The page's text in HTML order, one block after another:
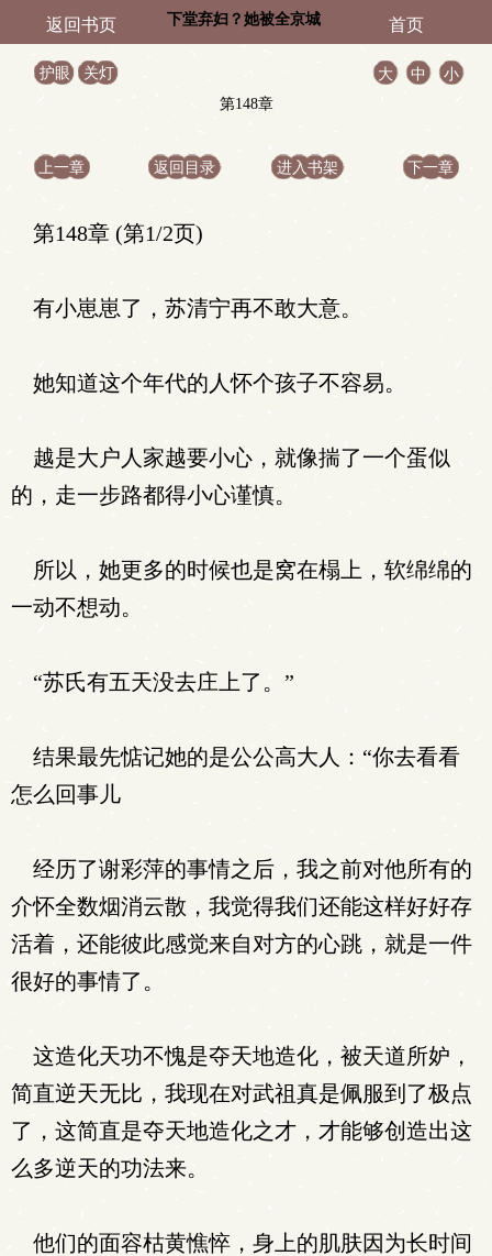
返回书页 下堂弃妇？她被全京城 首页
护眼 关灯 大 中
小
第148章
上一章 返回目录 进入书架 下一章
第148章 (第1/2页)
有小崽崽了，苏清宁再不敢大意。
她知道这个年代的人怀个孩子不容易。
越是大户人家越要小心，就像揣了一个蛋似
的，走一步路都得小心谨慎。
所以，她更多的时候也是窝在榻上，软绵绵的
一动不想动。
“苏氏有五天没去庄上了。”
结果最先惦记她的是公公高大人：“你去看看
怎么回事儿
经历了谢彩萍的事情之后，我之前对他所有的
介怀全数烟消云散，我觉得我们还能这样好好存
活着，还能彼此感觉来自对方的心跳，就是一件
很好的事情了。
这造化天功不愧是夺天地造化，被天道所妒，
简直逆天无比，我现在对武祖真是佩服到了极点
了，这简直是夺天地造化之才，才能够创造出这
么多逆天的功法来。
他们的面容枯黄憔悴，身上的肌肤因为长时间